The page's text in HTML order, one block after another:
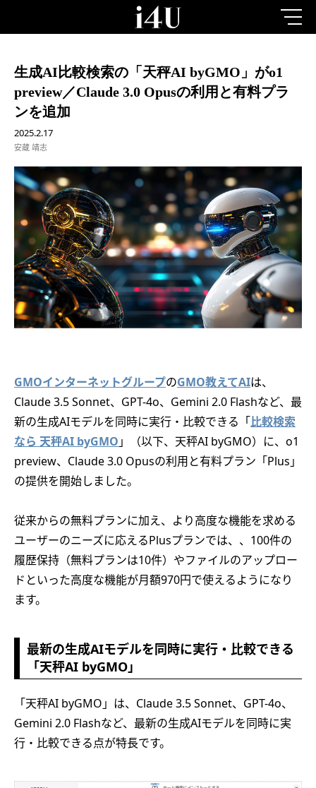
生成AI比較検索の「天秤AI byGMO」がo1
preview／Claude 3.0 Opusの利用と有料プラ
ンを追加
2025.2.17
安蔵 靖志
GMOインターネットグループのGMO教えてAIは、
Claude 3.5 Sonnet、GPT-4o、Gemini 2.0 Flashなど、最
新の生成AIモデルを同時に実行・比較できる「比較検索
なら 天秤AI byGMO 」（以下、天秤AI byGMO）に、o1
preview、Claude 3.0 Opusの利用と有料プラン「Plus」
の提供を開始しました。
従来からの無料プランに加え、より高度な機能を求める
ユーザーのニーズに応えるPlusプランでは、、100件の
履歴保持（無料プランは10件）やファイルのアップロー
ドといった高度な機能が月額970円で使えるようになり
ます。
最新の生成AIモデルを同時に実行・比較できる
「天秤AI byGMO」
「天秤AI byGMO」は、Claude 3.5 Sonnet、GPT-4o、
Gemini 2.0 Flashなど、最新の生成AIモデルを同時に実
行・比較できる点が特長です。